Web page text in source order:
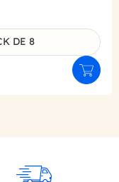
du produit
DE 8